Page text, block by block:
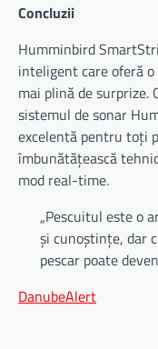
Concluzii
Humminbird
inteligent care oferă
mai plină de
sistemul de sonar
excelentă pentru toți
îmbunătățească
mod real-time.
„Pescuitul este o
și cunoștințe, dar
pescar poate
DanubeAlert